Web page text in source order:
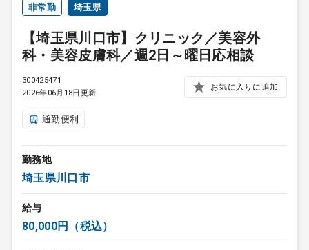
非常勤 埼玉県
【埼玉県川口市】クリニック／美容外
科・美容皮膚科／週2日～曜日応相談
300425471
2026年06月18日更新
お気に入りに追加
通勤便利
勤務地
埼玉県川口市
給与
80,000円（税込）